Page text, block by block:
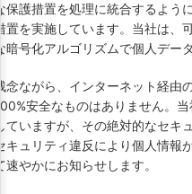
保護措置を処理に統合するよう
置を実施しています。当社は、
暗号化アルゴリズムで個人デー
念ながら、インターネット経由
安全なものはありません。
ていますが、その絶対的なセキ
キュリティ違反により個人情報
速やかにお知らせします。